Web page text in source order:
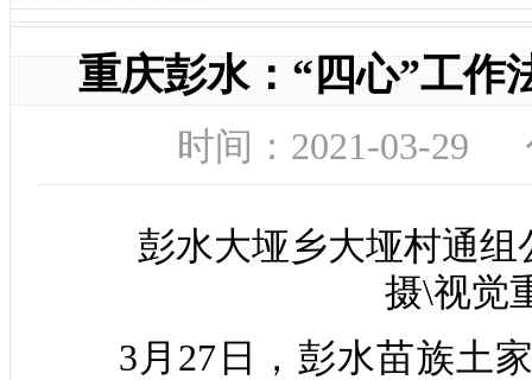
重庆彭水：“四心”工作
时间：2021-03-29
彭水大垭乡大垭村通组
摄\视觉
3月27日，彭水苗族土家